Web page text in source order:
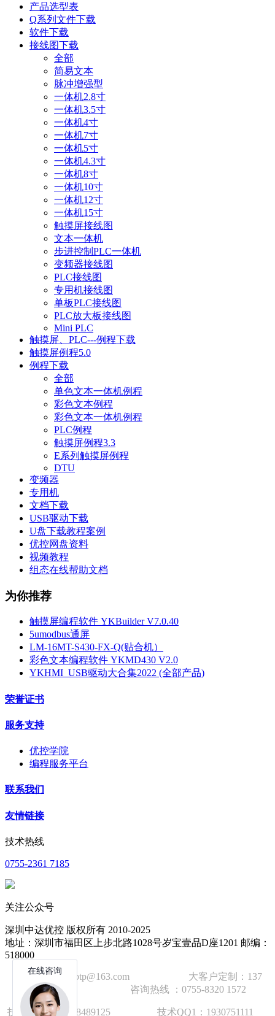
产品选型表
Q系列文件下载
软件下载
接线图下载
全部
简易文本
脉冲增强型
一体机2.8寸
一体机3.5寸
一体机4寸
一体机7寸
一体机5寸
一体机4.3寸
一体机8寸
一体机10寸
一体机12寸
一体机15寸
触摸屏接线图
文本一体机
步进控制PLC一体机
变频器接线图
PLC接线图
专用机接线图
单板PLC接线图
PLC放大板接线图
Mini PLC
触摸屏、PLC---例程下载
触摸屏例程5.0
例程下载
全部
单色文本一体机例程
彩色文本例程
彩色文本一体机例程
PLC例程
触摸屏例程3.3
E系列触摸屏例程
DTU
变频器
专用机
文档下载
USB驱动下载
U盘下载教程案例
优控网盘资料
视频教程
组态在线帮助文档
为你推荐
触摸屏编程软件 YKBuilder V7.0.40
5umodbus通屏
LM-16MT-S430-FX-Q(贴合机）
彩色文本编程软件 YKMD430 V2.0
YKHMI_USB驱动大合集2022 (全部产品)
荣誉证书
服务支持
优控学院
编程服务平台
联系我们
友情链接
技术热线
0755-2361 7185
关注公众号
深圳中达优控 版权所有 2010-2025
地址：深圳市福田区上步北路1028号岁宝壹品D座1201 邮编：
518000
技术邮箱：wzbtp@163.com 大客户定制：137
1392 2586 咨询热线 ：0755-8320 1572
技术手机：18928489125 技术QQ1：1930751111